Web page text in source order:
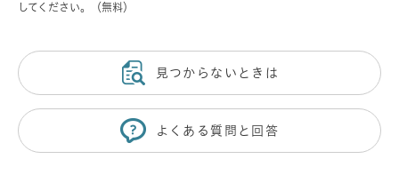
してください。（無料）
見つからないときは
よくある質問と回答